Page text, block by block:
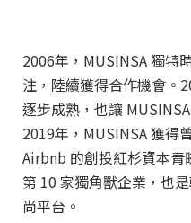
2006年，MUSINSA 獨特
注，陸續獲得合作機會。
逐步成熟，也讓
2019年，MUSINSA 獲得
Airbnb 的創投紅杉資本青
第 10 家獨角獸企業，也
尚平台。